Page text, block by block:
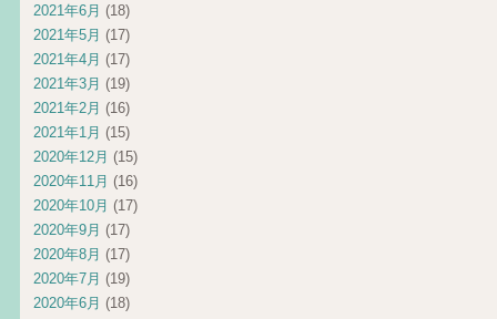
2021年6月 (18)
2021年5月 (17)
2021年4月 (17)
2021年3月 (19)
2021年2月 (16)
2021年1月 (15)
2020年12月 (15)
2020年11月 (16)
2020年10月 (17)
2020年9月 (17)
2020年8月 (17)
2020年7月 (19)
2020年6月 (18)